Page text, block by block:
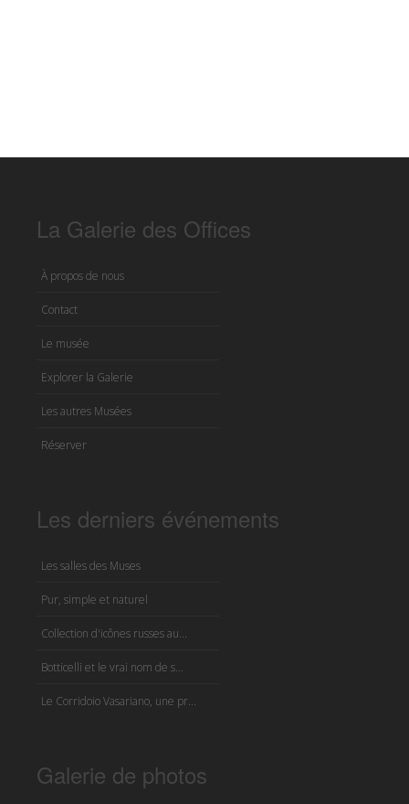
La Galerie des Offices
À propos de nous
Contact
Le musée
Explorer la Galerie
Les autres Musées
Réserver
Les derniers événements
Les salles des Muses
Pur, simple et naturel
Collection d'icônes russes au...
Botticelli et le vrai nom de s...
Le Corridoio Vasariano, une pr...
Galerie de photos